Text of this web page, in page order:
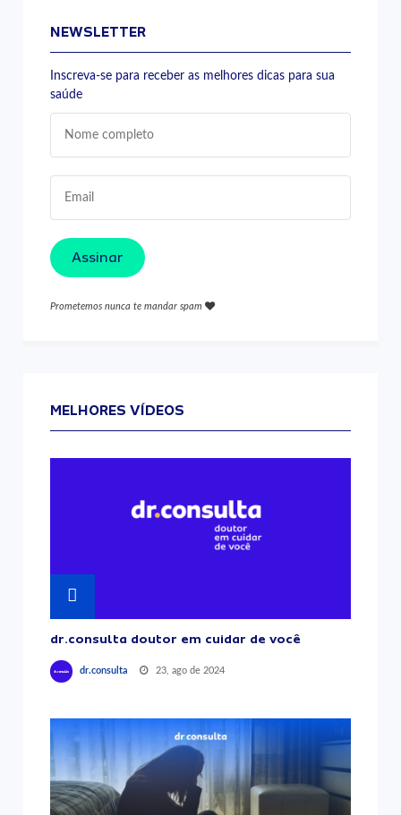
NEWSLETTER
Inscreva-se para receber as melhores dicas para sua
saúde
Assinar
Prometemos nunca te mandar spam
MELHORES VÍDEOS
dr.consulta doutor em cuidar de você
dr.consulta 23, ago de 2024